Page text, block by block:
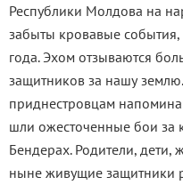
Республики Молдова на
забыты кровавые
года. Эхом отзываются
защитников за нашу
приднестровцам
шли ожесточенные бои
Бендерах. Родители,
ныне живущие защитники